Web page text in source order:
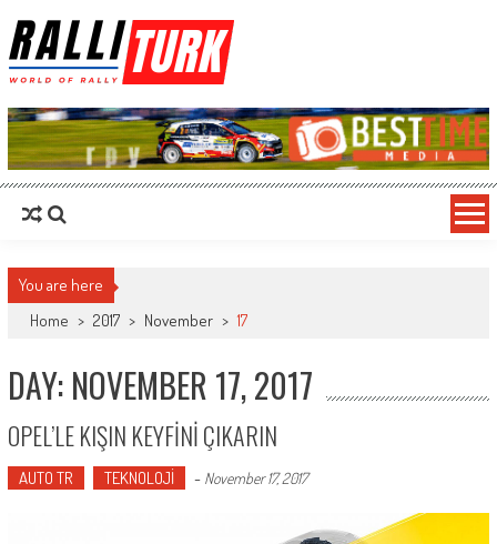
RalliTurk
You are here
Home > 2017 > November > 17
DAY: NOVEMBER 17, 2017
OPEL’LE KIŞIN KEYFİNİ ÇIKARIN
AUTO TR TEKNOLOJİ - November 17, 2017